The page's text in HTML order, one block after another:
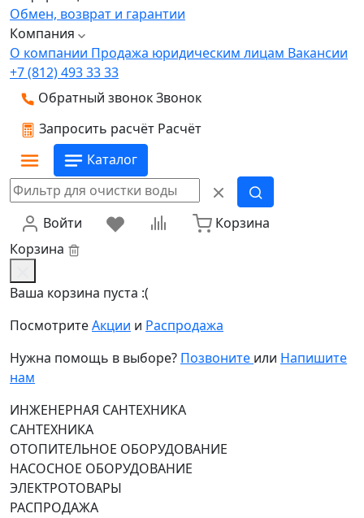
Обмен, возврат и гарантии
Компания
О компании Продажа юридическим лицам Вакансии
+7 (812) 493 33 33
Обратный звонокЗвонок
Запросить расчёт Расчёт
Каталог
Войти
Корзина
Корзина
Ваша корзина пуста :(
ПосмотритеАкции и Распродажа
Нужна помощь в выборе? Позвоните или Напишите
нам
ИНЖЕНЕРНАЯ САНТЕХНИКА
САНТЕХНИКА
ОТОПИТЕЛЬНОЕ ОБОРУДОВАНИЕ
НАСОСНОЕ ОБОРУДОВАНИЕ
ЭЛЕКТРОТОВАРЫ
РАСПРОДАЖА